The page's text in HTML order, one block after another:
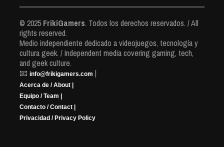
© 2025 FrikiGamers. Todos los derechos reservados. / All
rights reserved.
Medio independiente dedicado a videojuegos, tecnología y
cultura geek. / Independent media covering gaming, tech,
and geek culture.
📧 info@frikigamers.com |
Acerca de / About |
Equipo / Team |
Contacto / Contact |
Privacidad / Privacy Policy